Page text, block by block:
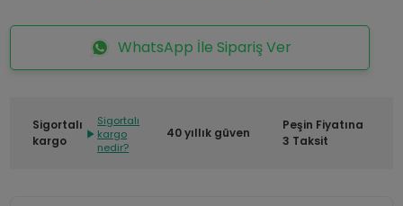
WhatsApp İle Sipariş Ver
Sigortalı
kargo
Sigortalı
kargo
nedir?
40 yıllık güven
Peşin Fiyatına
3 Taksit